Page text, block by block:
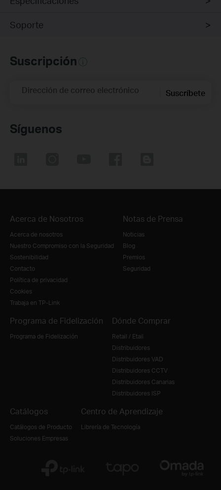
Soporte
Suscripción
Dirección de correo electrónico Suscríbete
Síguenos
Acerca de Nosotros
Acerca de nosotros
Nuestro Compromiso con la Seguridad
Sostenibilidad
Contacto
Política de privacidad
Cookies
Trabaja en TP-Link
Notas de Prensa
Noticias
Blog
Premios
Seguridad
Programa de Fidelización
Programa de Fidelización
Dónde Comprar
Retail / Etail
Distribuidores
Distribuidores VAD
Distribuidores CCTV
Distribuidores Canarias
Distribuidores ISP
Catálogos
Catálogos de Producto
Soluciones Empresas
Centro de Aprendizaje
Librería de Tecnología